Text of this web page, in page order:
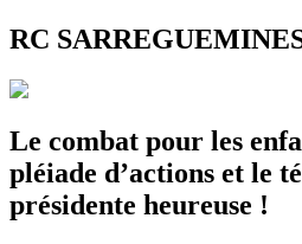
RC
Le combat pour les
pléiade d’actions et le
présidente heureuse !